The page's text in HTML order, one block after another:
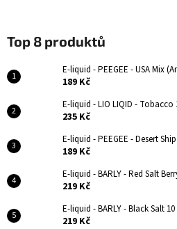
Top 8 produktů
E-liquid - PEEGEE - USA Mix
189 Kč
E-liquid - LIO LIQID - Tobacco
235 Kč
E-liquid - PEEGEE - Desert
189 Kč
E-liquid - BARLY - Red Salt
219 Kč
E-liquid - BARLY - Black Salt
219 Kč